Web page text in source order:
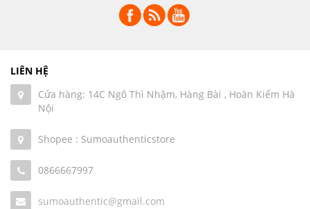
LIÊN HỆ
Cửa hàng: 14C Ngô Thì Nhậm, Hàng Bài , Hoàn Kiếm Hà
Nội
Shopee : Sumoauthenticstore
0866667997
sumoauthentic@gmail.com